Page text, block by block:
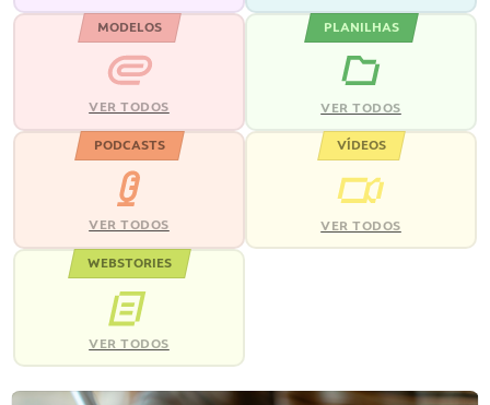
MODELOS
VER TODOS
PLANILHAS
VER TODOS
PODCASTS
VER TODOS
VÍDEOS
VER TODOS
WEBSTORIES
VER TODOS